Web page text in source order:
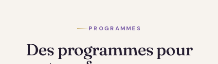
PROGRAMMES
Des programmes pour